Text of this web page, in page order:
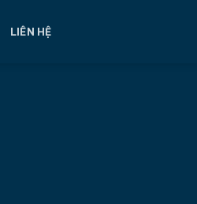
LIÊN HỆ